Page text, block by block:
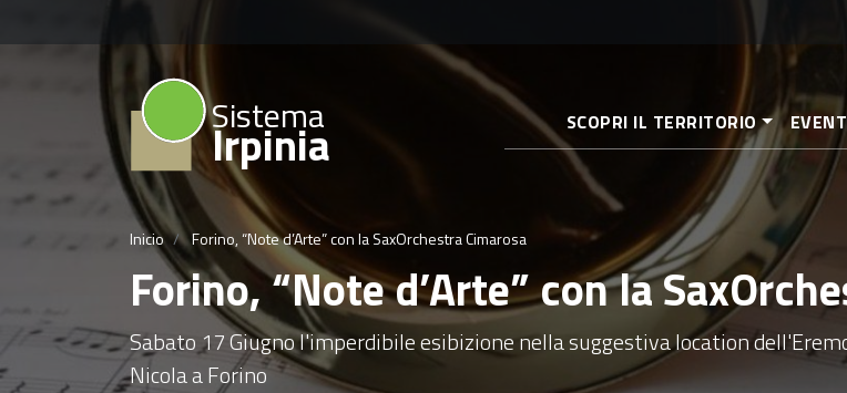
al
contenido
principal
Sistema
Irpinia SCOPRI IL TERRITORIO
Inicio Forino, “Note d’Arte” con la SaxOrchestra Cimarosa
Forino, “Note d’Arte” con la
Sabato 17 Giugno l'imperdibile esibizione nella suggestiva location
Nicola a Forino